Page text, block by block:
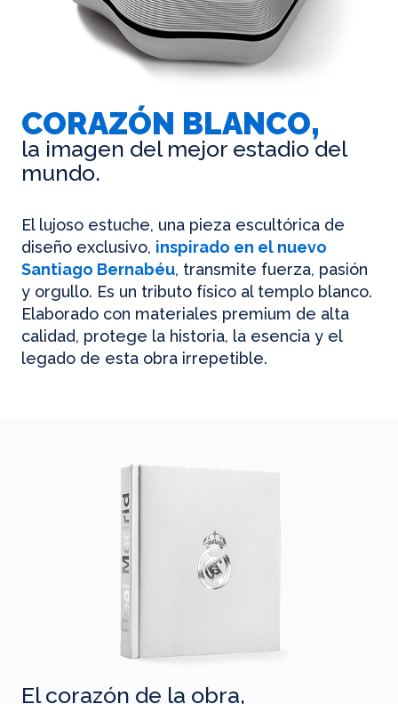
CORAZÓN BLANCO,
la imagen del mejor estadio del
mundo.
El lujoso estuche, una pieza escultórica de
diseño exclusivo, inspirado en el nuevo
Santiago Bernabéu, transmite fuerza, pasión
y orgullo. Es un tributo físico al templo blanco.
Elaborado con materiales premium de alta
calidad, protege la historia, la esencia y el
legado de esta obra irrepetible.
El corazón de la obra,